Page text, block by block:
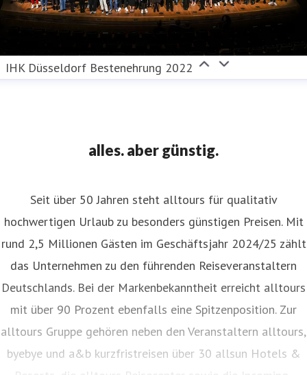
IHK Düsseldorf Bestenehrung 2022
alles. aber günstig.
Seit über 50 Jahren steht alltours für qualitativ
hochwertigen Urlaub zu besonders günstigen Preisen. Mit
rund 2,5 Millionen Gästen im Geschäftsjahr 2024/25 zählt
das Unternehmen zu den führenden Reiseveranstaltern
Deutschlands. Bei der Markenbekanntheit erreicht alltours
mit über 90 Prozent ebenfalls eine Spitzenposition. Zur
alltours Gruppe gehören neben den Veranstaltern alltours,
byebye und a&b kurzfristreisen über 30 allsun Hotels &